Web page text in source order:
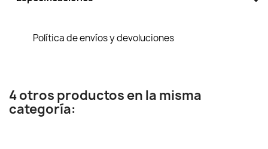
Política de envíos y devoluciones
4 otros productos en la misma
categoría: